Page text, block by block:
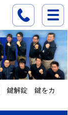
鍵解錠 鍵をカ